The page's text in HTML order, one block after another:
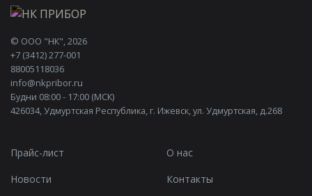
© ООО "НК", 2026
+7 (3412) 277-001
88005118036
info@nkpribor.ru
Будни 08:00 - 17:00 (МСК)
426034, Удмуртская Республика, г. Ижевск, ул. Удмуртская, д.268
Прайс-лист
Новости
О нас
Контакты